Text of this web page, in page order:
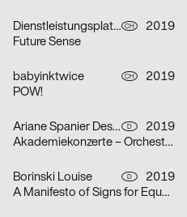
Dienstleistungsplattform Institut Visuelle Kommunikation, Hoang Nguyen CH
2019
Future Sense
babyinktwice CH
2019
POW!
Ariane Spanier Design D
2019
Akademiekonzerte – Orchester des Nationaltheaters Mannheim, Spielzeit 2
Borinski Louise D
2019
A Manifesto of Signs for Equality